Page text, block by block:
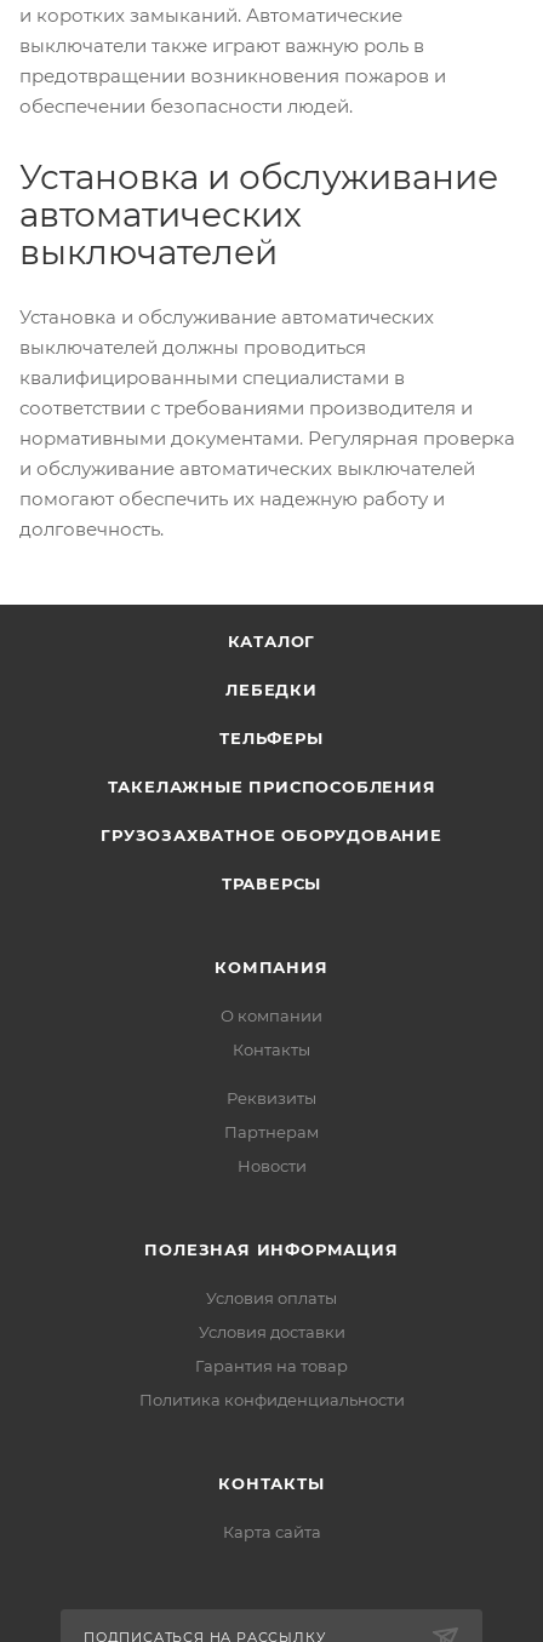
и коротких замыканий. Автоматические
выключатели также играют важную роль в
предотвращении возникновения пожаров и
обеспечении безопасности людей.
Установка и обслуживание
автоматических
выключателей
Установка и обслуживание автоматических
выключателей должны проводиться
квалифицированными специалистами в
соответствии с требованиями производителя и
нормативными документами. Регулярная проверка
и обслуживание автоматических выключателей
помогают обеспечить их надежную работу и
долговечность.
КАТАЛОГ
ЛЕБЕДКИ
ТЕЛЬФЕРЫ
ТАКЕЛАЖНЫЕ ПРИСПОСОБЛЕНИЯ
ГРУЗОЗАХВАТНОЕ ОБОРУДОВАНИЕ
ТРАВЕРСЫ
КОМПАНИЯ
О компании
Контакты
Реквизиты
Партнерам
Новости
ПОЛЕЗНАЯ ИНФОРМАЦИЯ
Условия оплаты
Условия доставки
Гарантия на товар
Политика конфиденциальности
КОНТАКТЫ
Карта сайта
ПОДПИСАТЬСЯ НА РАССЫЛКУ